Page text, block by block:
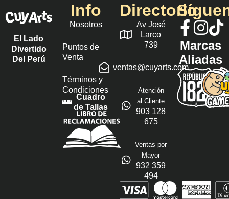
El Lado
Divertido
Del Perú
Info
Nosotros
Puntos de
Venta
Términos y
Condiciones
Cuadro
de Tallas
Directorio
Av José
Larco
739
ventas@cuyarts.com
Atención
al Cliente
903 128
675
Ventas por
Mayor
932 359
494
Marcas
Aliadas